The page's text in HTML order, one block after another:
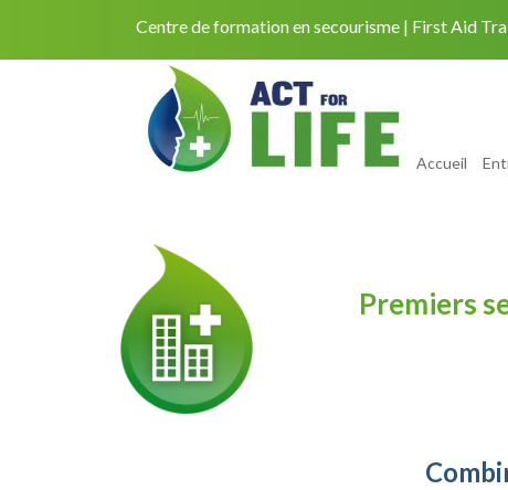
Centre de formation en secourisme First Aid
Accueil
Premiers